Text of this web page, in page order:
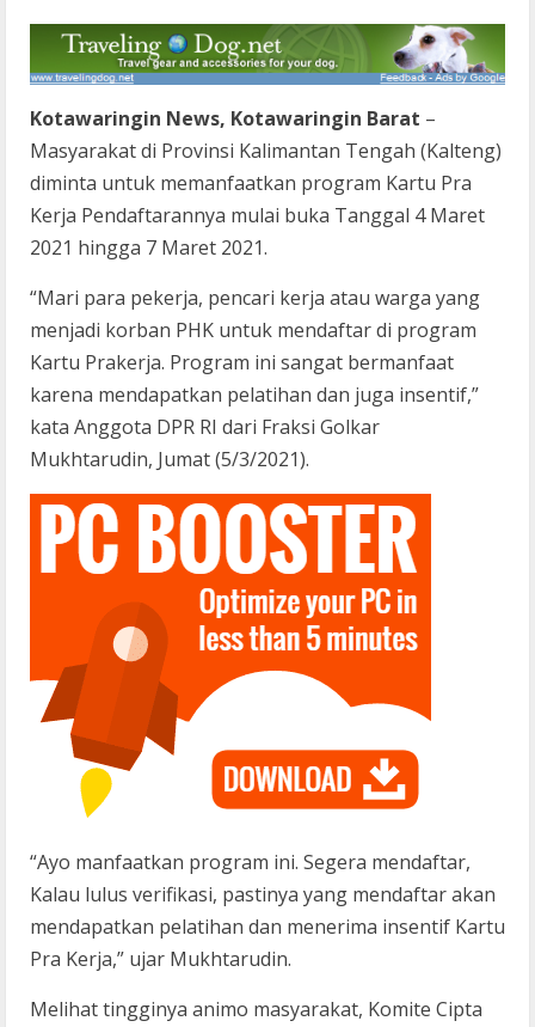
Kotawaringin News, Kotawaringin Barat –
Masyarakat di Provinsi Kalimantan Tengah (Kalteng)
diminta untuk memanfaatkan program Kartu Pra
Kerja Pendaftarannya mulai buka Tanggal 4 Maret
2021 hingga 7 Maret 2021.
“Mari para pekerja, pencari kerja atau warga yang
menjadi korban PHK untuk mendaftar di program
Kartu Prakerja. Program ini sangat bermanfaat
karena mendapatkan pelatihan dan juga insentif,”
kata Anggota DPR RI dari Fraksi Golkar
Mukhtarudin, Jumat (5/3/2021).
“Ayo manfaatkan program ini. Segera mendaftar,
Kalau lulus verifikasi, pastinya yang mendaftar akan
mendapatkan pelatihan dan menerima insentif Kartu
Pra Kerja,” ujar Mukhtarudin.
Melihat tingginya animo masyarakat, Komite Cipta